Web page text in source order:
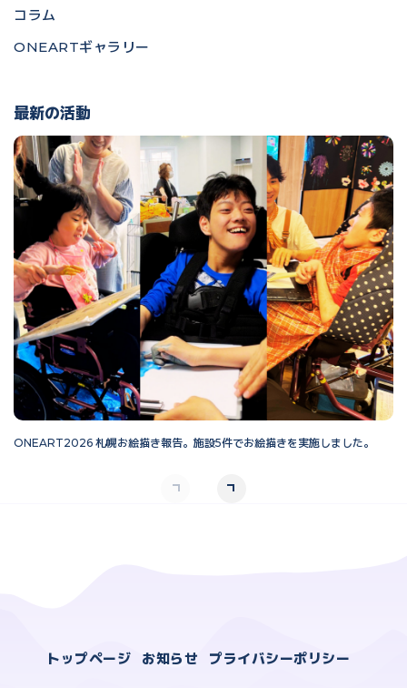
コラム
ONEARTギャラリー
最新の活動
ONEART2026 札幌お絵描き報告。施設5件でお絵描きを実施しました。
トップページ お知らせ プライバシーポリシー